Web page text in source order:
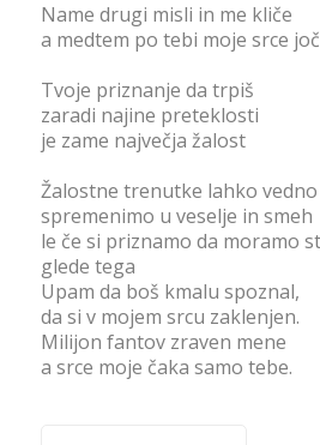
Name drugi misli in me kliče
a medtem po tebi moje srce
Tvoje priznanje da trpiš
zaradi najine preteklosti
je zame največja žalost
Žalostne trenutke lahko vedno
spremenimo u veselje in smeh
le če si priznamo da moramo
glede tega
Upam da boš kmalu spoznal,
da si v mojem srcu zaklenjen.
Milijon fantov zraven mene
a srce moje čaka samo tebe.